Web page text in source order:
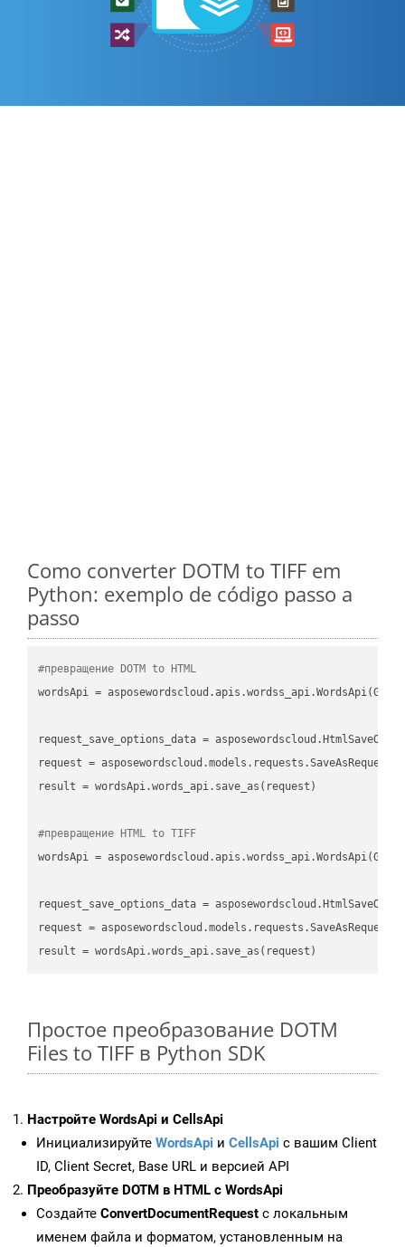
Como converter DOTM to TIFF em
Python: exemplo de código passo a
passo
#превращение DOTM to HTML
wordsApi =
request_save_options_data =
request
result = wordsApi.words_api.save_as(request)
#превращение HTML to TIFF
wordsApi =
request_save_options_data =
request
result
Простое преобразование DOTM
Files to TIFF в Python SDK
Настройте WordsApi и CellsApi
Инициализируйте WordsApi и CellsApi с вашим Client
ID, Client Secret, Base URL и версией API
Преобразуйте DOTM в HTML с WordsApi
Создайте ConvertDocumentRequest с локальным
именем файла и форматом, установленным на